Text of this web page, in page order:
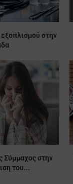
εξοπλισμού στην
Σύμμαχος στην
του...